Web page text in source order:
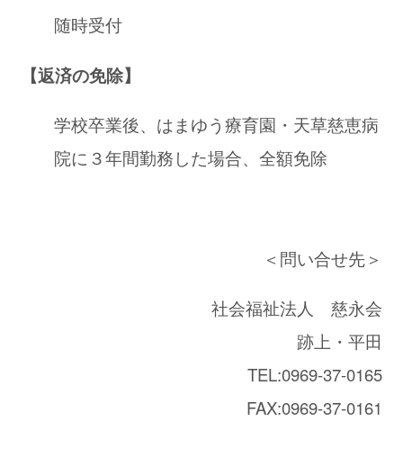
随時受付
【返済の免除】
学校卒業後、はまゆう療育園・天草慈恵病
院に３年間勤務した場合、全額免除
＜問い合せ先＞
社会福祉法人 慈永会
跡上・平田
TEL:0969-37-0165
FAX:0969-37-0161